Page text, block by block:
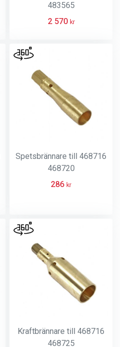
483565
2 570 kr
Spetsbrännare till 468716
468720
286 kr
Kraftbrännare till 468716
468725